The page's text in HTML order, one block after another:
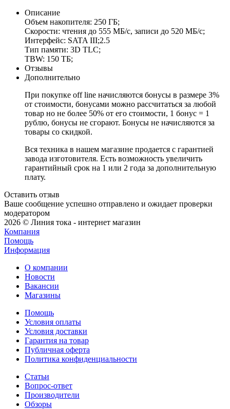
Описание
Объем накопителя: 250 ГБ;
Скорости: чтения до 555 МБ/с, записи до 520 МБ/с;
Интерфейс: SATA III;2.5
Тип памяти: 3D TLC;
TBW: 150 ТБ;
Отзывы
Дополнительно
При покупке off line начисляются бонусы в размере 3%
от стоимости, бонусами можно рассчитаться за любой
товар но не более 50% от его стоимости, 1 бонус = 1
рублю, бонусы не сгорают. Бонусы не начисляются за
товары со скидкой.
Вся техника в нашем магазине продается с гарантией
завода изготовителя. Есть возможность увеличить
гарантийный срок на 1 или 2 года за дополнительную
плату.
Оставить отзыв
Ваше сообщение успешно отправлено и ожидает проверки
модератором
2026 © Линия тока - интернет магазин
Компания
Помощь
Информация
О компании
Новости
Вакансии
Магазины
Помощь
Условия оплаты
Условия доставки
Гарантия на товар
Публичная оферта
Политика конфиденциальности
Статьи
Вопрос-ответ
Производители
Обзоры